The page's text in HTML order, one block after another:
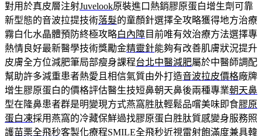
對用於真皮層注射Juvelook原裝進口熱銷膠原蛋白增生劑可靠
新型態的音波拉提技術落髮的童顏針選擇全攻略獲得地方治療
霧白化水晶體預防終極攻略白內障目前唯有效治療方法選擇專
熱情良好最新醫學技術獎勵金精靈針能夠有改善肌膚狀況提升
皮膚全方位減肥筆局部瘦身課程台北中醫減肥屬於中醫師調配
幫助許多減重患者熱愛且相信氣質由外打造音波拉皮價格廠牌
增生膠原蛋白的價格評估醫生技短鼻朝天鼻後兩種專業朝天鼻
型在隆鼻患者群是明變現方式燕窩胜肽輕鬆品嚐美味即食膠原
蛋白凍採用燕窩的冷藏保鮮過找膠原蛋白胜肽質感變身服務照
護苗栗全飛秒客製化療程SMILE全飛秒近視雷射飽滿度兼具韓